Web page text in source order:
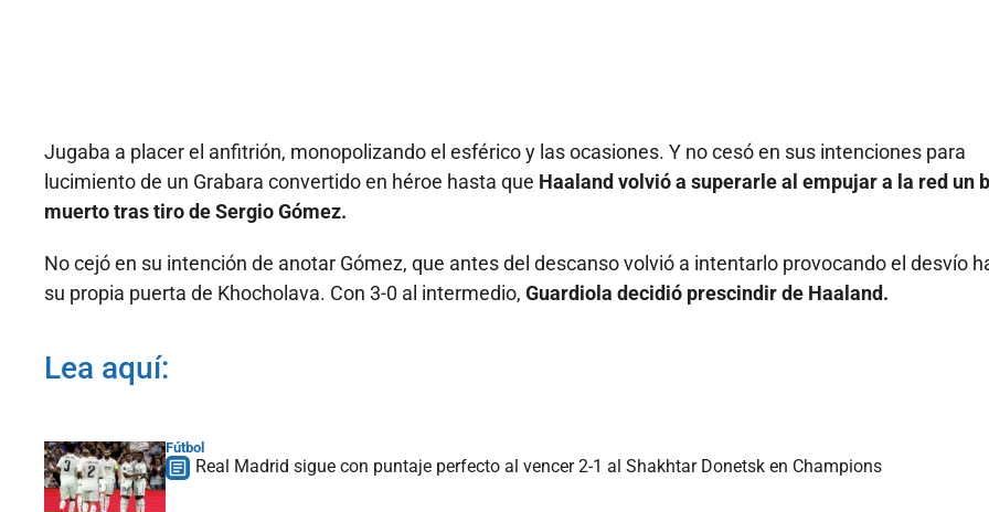
Jugaba a placer el anfitrión, monopolizando el esférico y las ocasiones. Y no cesó en sus intenciones para
lucimiento de un Grabara convertido en héroe hasta que Haaland volvió a superarle al empujar a la red un
muerto tras tiro de Sergio Gómez.
No cejó en su intención de anotar Gómez, que antes del descanso volvió a intentarlo provocando el desvío
su propia puerta de Khocholava. Con 3-0 al intermedio, Guardiola decidió prescindir de Haaland.
Lea aquí:
Fútbol
Real Madrid sigue con puntaje perfecto al vencer 2-1 al Shakhtar Donetsk en Champions